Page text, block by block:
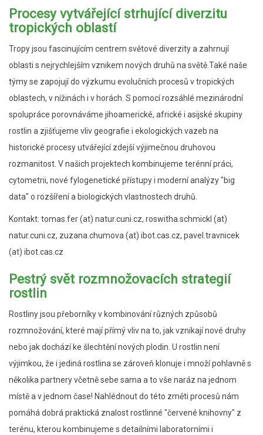
Procesy vytvářející strhující diverzitu
tropických oblastí
Tropy jsou fascinujícím centrem světové diverzity a zahrnují
oblasti s nejrychlejším vznikem nových druhů na světě.Také naše
týmy se zapojují do výzkumu evolučních procesů v tropických
oblastech, v nížinách i v horách. S pomocí rozsáhlé mezinárodní
spolupráce porovnáváme jihoamerické, africké i asijské skupiny
rostlin a zjišťujeme vliv geografie i ekologických vazeb na
historické procesy utvářející zdejší výjimečnou druhovou
rozmanitost. V našich projektech kombinujeme terénní práci,
cytometrii, nové fylogenetické přístupy i moderní analýzy "big
data" o rozšíření a biologických vlastnostech druhů.
Kontakt: tomas.fer (at) natur.cuni.cz, roswitha.schmickl (at)
natur.cuni.cz, zuzana.chumova (at) ibot.cas.cz, pavel.travnicek
(at) ibot.cas.cz
Pestrý svět rozmnožovacích strategií
rostlin
Rostliny jsou přeborníky v kombinování různých způsobů
rozmnožování, které mají přímý vliv na to, jak vznikají nové druhy
nebo jak dochází ke šlechtění nových plodin. U rostlin není
výjimkou, že i jediná rostlina se zároveň klonuje i množí pohlavně s
několika partnery včetně sebe sama a to vše naráz na jednom
místě a v jednom čase! Nahlédnout do této změti procesů nám
pomáhá dobrá praktická znalost rostlinné "červené knihovny" z
terénu, kterou kombinujeme s detailními laboratorními i